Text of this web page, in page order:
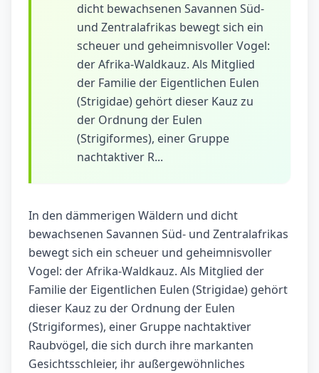
dicht bewachsenen Savannen Süd-
und Zentralafrikas bewegt sich ein
scheuer und geheimnisvoller Vogel:
der Afrika-Waldkauz. Als Mitglied
der Familie der Eigentlichen Eulen
(Strigidae) gehört dieser Kauz zu
der Ordnung der Eulen
(Strigiformes), einer Gruppe
nachtaktiver R...
In den dämmerigen Wäldern und dicht
bewachsenen Savannen Süd- und Zentralafrikas
bewegt sich ein scheuer und geheimnisvoller
Vogel: der Afrika-Waldkauz. Als Mitglied der
Familie der Eigentlichen Eulen (Strigidae) gehört
dieser Kauz zu der Ordnung der Eulen
(Strigiformes), einer Gruppe nachtaktiver
Raubvögel, die sich durch ihre markanten
Gesichtsschleier, ihr außergewöhnliches